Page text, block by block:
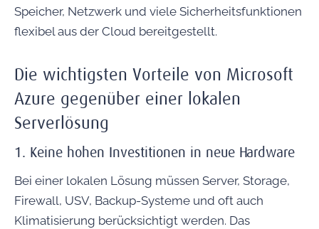
Speicher, Netzwerk und viele Sicherheitsfunktionen
flexibel aus der Cloud bereitgestellt.
Die wichtigsten Vorteile von Microsoft
Azure gegenüber einer lokalen
Serverlösung
1. Keine hohen Investitionen in neue Hardware
Bei einer lokalen Lösung müssen Server, Storage,
Firewall, USV, Backup-Systeme und oft auch
Klimatisierung berücksichtigt werden. Das